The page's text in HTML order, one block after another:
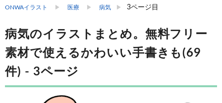
ONWAイラスト 医療 病気 3ページ目
病気のイラストまとめ。無料フリー
素材で使えるかわいい手書きも(69
件) - 3ページ